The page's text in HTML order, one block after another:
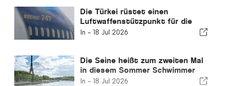
Die Türkei rüstet einen
Luftwaffenstützpunkt für die
riesige Boeing 747 auf, die Katar
In - 18 Jul 2026
Die Seine heißt zum zweiten Mal
in diesem Sommer Schwimmer
willkommen
In - 18 Jul 2026